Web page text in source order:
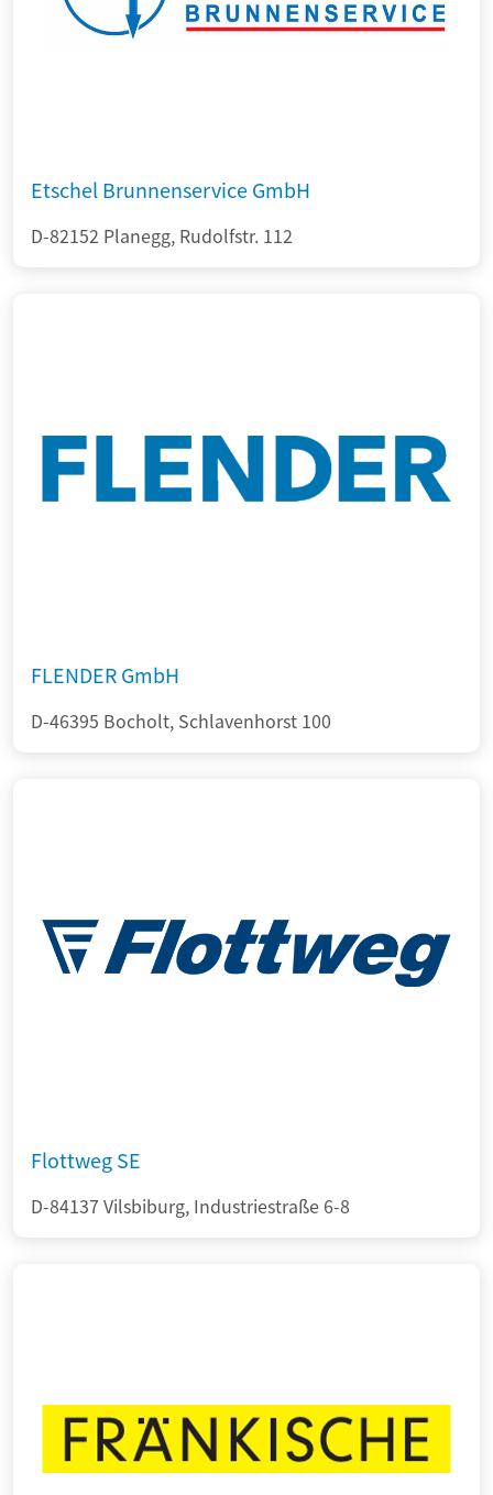
Etschel Brunnenservice GmbH
D-82152 Planegg, Rudolfstr. 112
FLENDER GmbH
D-46395 Bocholt, Schlavenhorst 100
Flottweg SE
D-84137 Vilsbiburg, Industriestraße 6-8